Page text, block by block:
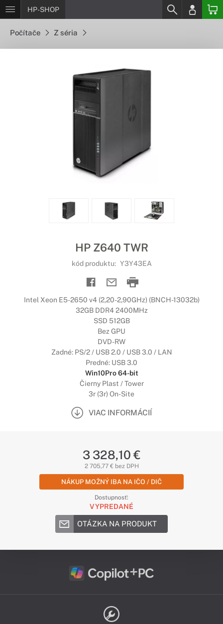
HP-SHOP
Počítače Z séria
HP Z640 TWR
kód produktu: Y3Y43EA
Intel Xeon E5-2650 v4 (2,20-2,90GHz) (BNCH-13032b)
32GB DDR4 2400MHz
SSD 512GB
Bez GPU
DVD-RW
Zadné: PS/2 / USB 2.0 / USB 3.0 / LAN
Predné: USB 3.0
Win10Pro 64-bit
Čierny Plast / Tower
3r (3r) On-Site
VIAC INFORMÁCIÍ
3 328,10 €
2 705,77 € bez DPH
NÁKUP MOŽNÝ IBA NA IČO / DIČ
Dostupnosť:
VYPREDANÉ
OTÁZKA NA PRODUKT